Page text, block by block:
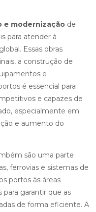
e modernização de
para atender à
Essas obras
a construção de
e
é essencial para
e capazes de
especialmente em
e aumento do
são uma parte
ferrovias e sistemas de
portos às áreas
para garantir que as
de forma eficiente. A